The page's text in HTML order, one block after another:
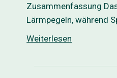
Zusammenfassung
Lärmpegeln, während
Weiterlesen